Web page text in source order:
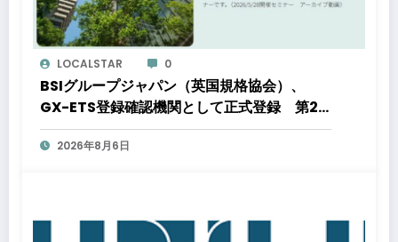
LOCALSTAR 0
BSIグループジャパン（英国規格協会）、
GX-ETS登録確認機関として正式登録 第2
フェーズ開始で制度対応が義務化、企業の対
応はどう変わるのか？ 法的拘束力をもつ
2026年8月6日